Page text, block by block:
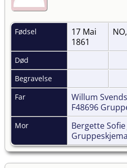
Fødsel
17 Mai
1861
Død
Begravelse
Far
Willum
F48696
Mor Bergette
Gruppeskjema